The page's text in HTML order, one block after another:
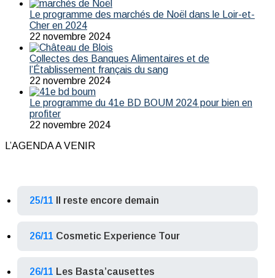
Le programme des marchés de Noël dans le Loir-et-
Cher en 2024
22 novembre 2024
Collectes des Banques Alimentaires et de
l’Établissement français du sang
22 novembre 2024
Le programme du 41e BD BOUM 2024 pour bien en
profiter
22 novembre 2024
L’AGENDA A VENIR
25/11 Il reste encore demain
26/11 Cosmetic Experience Tour
26/11 Les Basta’causettes